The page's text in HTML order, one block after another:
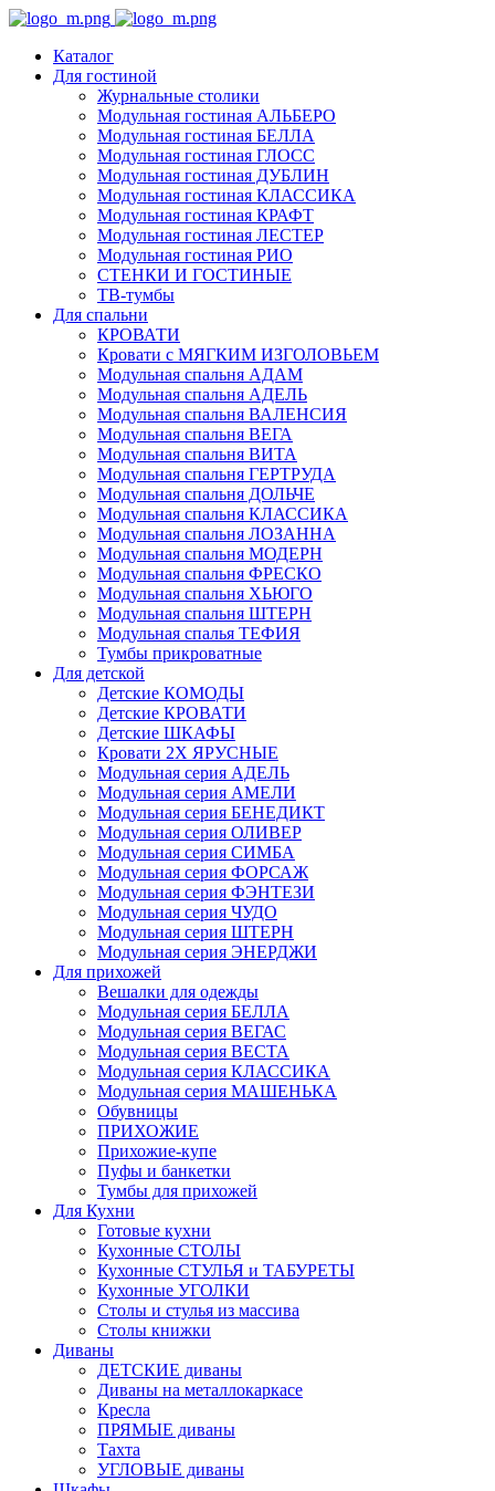
Каталог
Для гостиной
Журнальные столики
Модульная гостиная АЛЬБЕРО
Модульная гостиная БЕЛЛА
Модульная гостиная ГЛОСС
Модульная гостиная ДУБЛИН
Модульная гостиная КЛАССИКА
Модульная гостиная КРАФТ
Модульная гостиная ЛЕСТЕР
Модульная гостиная РИО
СТЕНКИ И ГОСТИНЫЕ
ТВ-тумбы
Для спальни
КРОВАТИ
Кровати с МЯГКИМ ИЗГОЛОВЬЕМ
Модульная спальня АДАМ
Модульная спальня АДЕЛЬ
Модульная спальня ВАЛЕНСИЯ
Модульная спальня ВЕГА
Модульная спальня ВИТА
Модульная спальня ГЕРТРУДА
Модульная спальня ДОЛЬЧЕ
Модульная спальня КЛАССИКА
Модульная спальня ЛОЗАННА
Модульная спальня МОДЕРН
Модульная спальня ФРЕСКО
Модульная спальня ХЬЮГО
Модульная спальня ШТЕРН
Модульная спалья ТЕФИЯ
Тумбы прикроватные
Для детской
Детские КОМОДЫ
Детские КРОВАТИ
Детские ШКАФЫ
Кровати 2Х ЯРУСНЫЕ
Модульная серия АДЕЛЬ
Модульная серия АМЕЛИ
Модульная серия БЕНЕДИКТ
Модульная серия ОЛИВЕР
Модульная серия СИМБА
Модульная серия ФОРСАЖ
Модульная серия ФЭНТЕЗИ
Модульная серия ЧУДО
Модульная серия ШТЕРН
Модульная серия ЭНЕРДЖИ
Для прихожей
Вешалки для одежды
Модульная серия БЕЛЛА
Модульная серия ВЕГАС
Модульная серия ВЕСТА
Модульная серия КЛАССИКА
Модульная серия МАШЕНЬКА
Обувницы
ПРИХОЖИЕ
Прихожие-купе
Пуфы и банкетки
Тумбы для прихожей
Для Кухни
Готовые кухни
Кухонные СТОЛЫ
Кухонные СТУЛЬЯ и ТАБУРЕТЫ
Кухонные УГОЛКИ
Столы и стулья из массива
Столы книжки
Диваны
ДЕТСКИЕ диваны
Диваны на металлокаркасе
Кресла
ПРЯМЫЕ диваны
Тахта
УГЛОВЫЕ диваны